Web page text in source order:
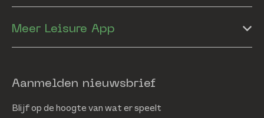
Meer Leisure App
Aanmelden nieuwsbrief
Blijf op de hoogte van wat er speelt